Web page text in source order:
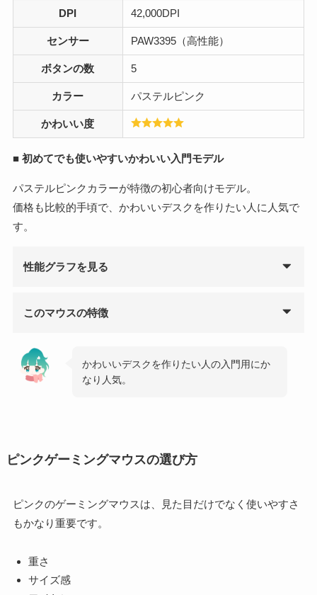
DPI 42,000DPI
センサー PAW3395（高性能）
ボタンの数 5
カラー パステルピンク
かわいい度
■ 初めてでも使いやすいかわいい入門モデル
パステルピンクカラーが特徴の初心者向けモデル。
価格も比較的手頃で、かわいいデスクを作りたい人に人気で
す。
性能グラフを見る
このマウスの特徴
かわいいデスクを作りたい人の入門用にか
なり人気。
ピンクゲーミングマウスの選び方
ピンクのゲーミングマウスは、見た目だけでなく使いやすさ
もかなり重要です。
重さ
サイズ感